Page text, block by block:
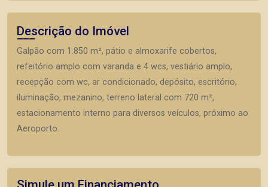
Descrição do Imóvel
Galpão com 1.850 m², pátio e almoxarife cobertos,
refeitório amplo com varanda e 4 wcs, vestiário amplo,
recepção com wc, ar condicionado, depósito, escritório,
iluminação, mezanino, terreno lateral com 720 m²,
estacionamento interno para diversos veículos, próximo ao
Aeroporto.